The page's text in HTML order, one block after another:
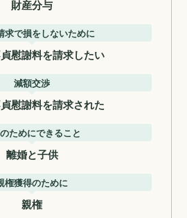
財産分与
求で損をしないために
慰謝料を請求したい
減額交渉
慰謝料を請求された
ためにできること
離婚と子供
権獲得のために
親権